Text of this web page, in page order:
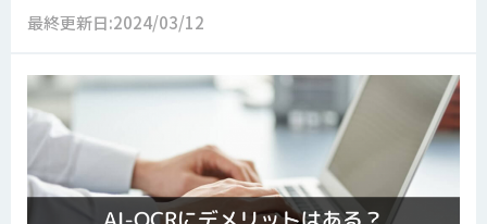
最終更新日:2024/03/12